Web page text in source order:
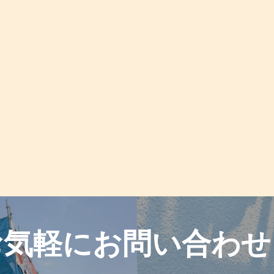
軽にお問い合わ